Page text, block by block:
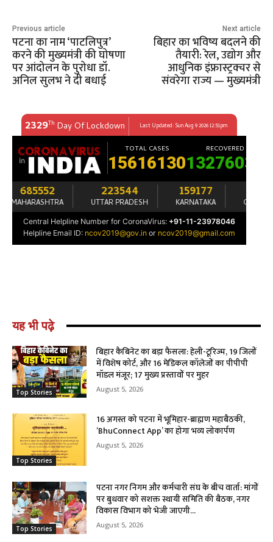
Previous article
पटना का नाम ‘पाटलिपुत्र’
करने की मुख्यमंत्री की घोषणा
पर आंदोलन के पुरोधा डॉ.
अनिल सुलभ ने दी बधाई
Next article
बिहार का भविष्य बदलने की
तैयारी: रेल, उद्योग और
आधुनिक इंफ्रास्ट्रक्चर से
संवरेगा राज्य — मुख्यमंत्री
यह भी पढ़े
Top Stories
बिहार कैबिनेट का बड़ा फैसला: हेली-टूरिज्म, 19 जिलों
में विशेष कोर्ट, और 16 मेडिकल कॉलेजों का पीपीपी
मॉडल मंजूर; 17 मुख्य प्रस्तावों पर मुहर
August 5, 2026
Top Stories
16 अगस्त को पटना में भूमिहार-ब्राह्मण महाबैठकी,
‘BhuConnect App’ का होगा भव्य लोकार्पण
August 5, 2026
Top Stories
पटना नगर निगम और कर्मचारी संघ के बीच वार्ता: मांगों
पर बुधवार को सशक्त स्थायी समिति की बैठक, नगर
विकास विभाग को भेजी जाएगी...
August 5, 2026